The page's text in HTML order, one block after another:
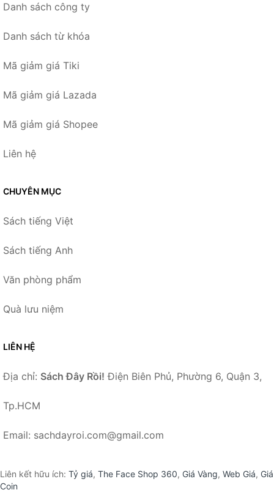
Danh sách công ty
Danh sách từ khóa
Mã giảm giá Tiki
Mã giảm giá Lazada
Mã giảm giá Shopee
Liên hệ
CHUYÊN MỤC
Sách tiếng Việt
Sách tiếng Anh
Văn phòng phẩm
Quà lưu niệm
LIÊN HỆ
Địa chỉ: Sách Đây Rồi! Điện Biên Phủ, Phường 6, Quận 3,
Tp.HCM
Email: sachdayroi.com@gmail.com
Liên kết hữu ích: Tỷ giá, The Face Shop 360, Giá Vàng, Web Giá, Giá
Coin